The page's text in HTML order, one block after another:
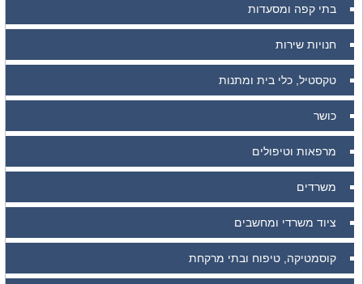
בתי קפה ומסעדות
חנויות שירות
טקסטיל, כלי בית ומתנות
כושר
מרפאות וטיפולים
משרדים
ציוד משרדי ומחשבים
קוסמטיקה, טיפוח ובתי מרקחת